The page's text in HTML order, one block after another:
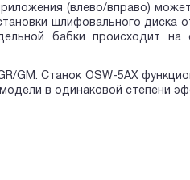
(влево/вправо)
шлифовального диска
бабки происходит на
GM. Станок OSW-5AX
в одинаковой степени